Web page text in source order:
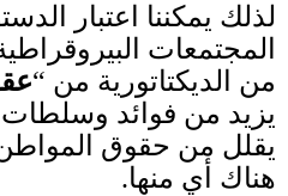
لذلك يمكننا اعتبار
المجتمعات
من الديكتاتورية من “
يزيد من فوائد وسلطات
يقلل من حقوق
هناك أي منها.